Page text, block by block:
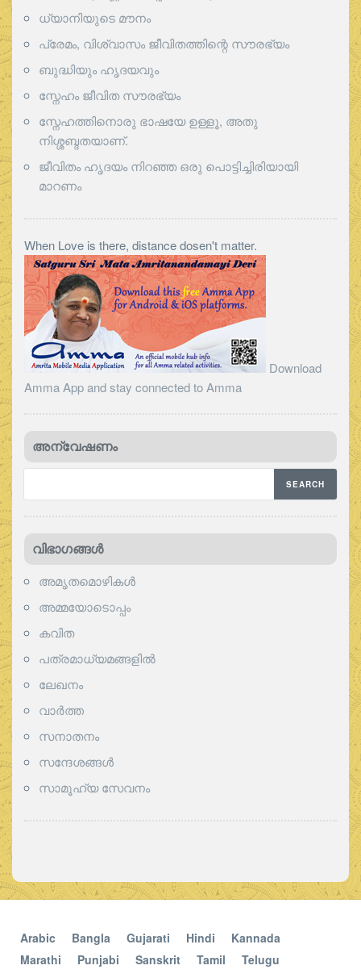
ധ്യാനിയുടെ മൗനം
പ്രേമം, വിശ്വാസം ജീവിതത്തിന്റെ സൗരഭ്യം
ബുദ്ധിയും ഹൃദയവും
സ്നേഹം ജീവിത സൗരഭ്യം
സ്നേഹത്തിനൊരു ഭാഷയേ ഉള്ളൂ, അതു
നിശ്ശബ്ദതയാണ്.
ജീവിതം ഹൃദയം നിറഞ്ഞ ഒരു പൊട്ടിച്ചിരിയായി
മാറണം
When Love is there, distance dosen't matter.
Download
Amma App and stay connected to Amma
അന്വേഷണം
വിഭാഗങ്ങള്‍
അമൃതമൊഴികള്‍
അമ്മയോടൊപ്പം
കവിത
പത്രമാധ്യമങ്ങളില്‍
ലേഖനം
വാര്‍ത്ത
സനാതനം
സന്ദേശങ്ങൾ
സാമൂഹ്യ സേവനം
Arabic Bangla Gujarati Hindi
Kannada
Marathi
Punjabi Sanskrit Tamil Telugu